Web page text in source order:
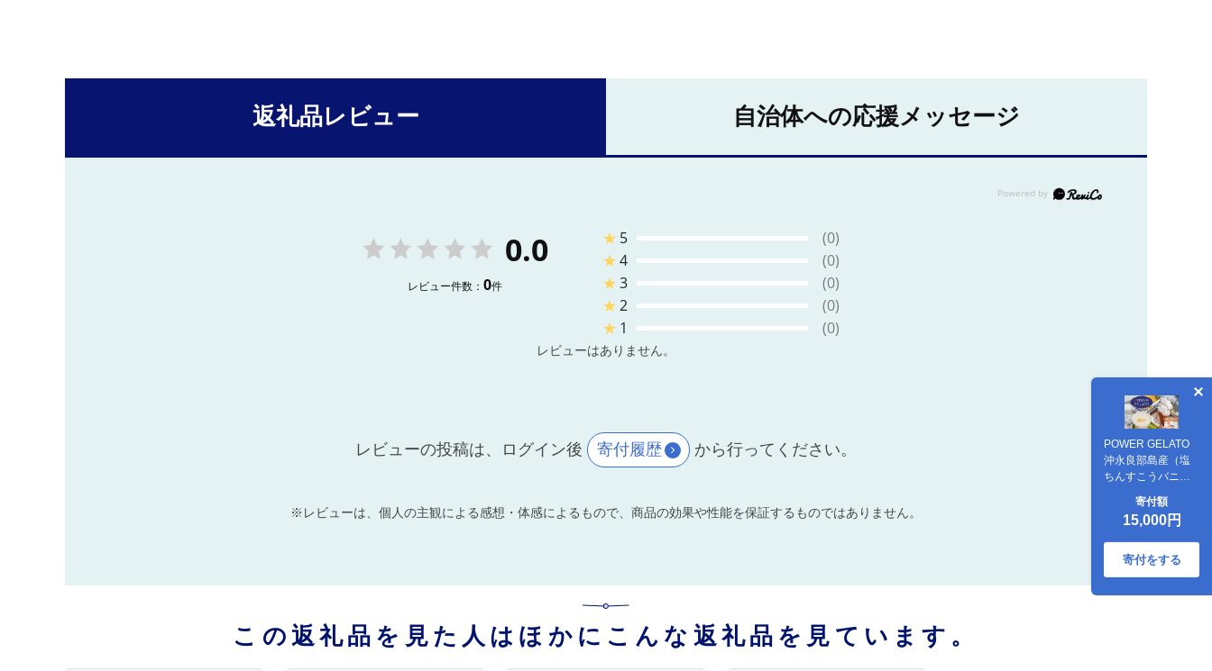
POWER GELATO
沖永良部島産（塩
ちんすこうバニ
ラ）90ml×5個入
り W066-004-01
寄付額
15,000円
寄付をする
返礼品レビュー 自治体への応援メッセージ
0.0
レビュー件数： 0件
★ 5
(0)
★4
(0)
★3
(0)
★2
(0)
★ 1 (0)
レビューはありません。
レビューの投稿は、ログイン後 寄付履歴 から行ってください。
※レビューは、個人の主観による感想・体感によるもので、商品の効果や性能を保証するものではありません。
この返礼品を見た人はほかにこんな返礼品を見ています。